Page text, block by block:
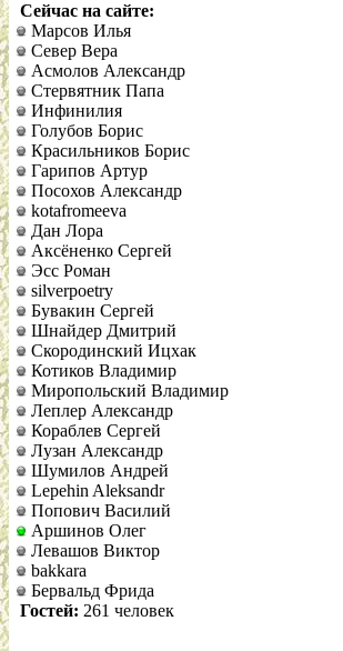
Сейчас на сайте:
Марсов Илья
Север Вера
Асмолов Александр
Стервятник Папа
Инфинилия
Голубов Борис
Красильников Борис
Гарипов Артур
Посохов Александр
kotafromeeva
Дан Лора
Аксёненко Сергей
Эсс Роман
silverpoetry
Бувакин Сергей
Шнайдер Дмитрий
Скородинский Ицхак
Котиков Владимир
Миропольский Владимир
Леплер Александр
Кораблев Сергей
Лузан Александр
Шумилов Андрей
Lepehin Aleksandr
Попович Василий
Аршинов Олег
Левашов Виктор
bakkara
Бервальд Фрида
Гостей: 261 человек